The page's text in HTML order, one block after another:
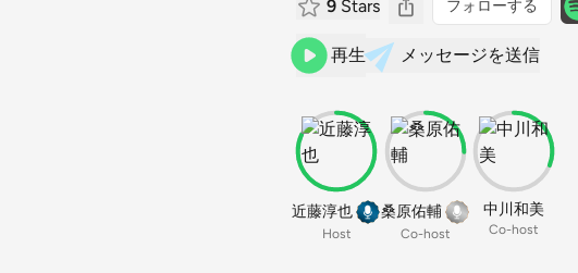
9 Stars フォローする
再生 メッセージを送信
近藤淳也
Host
桑原佑輔
Co-host
中川和美
Co-host